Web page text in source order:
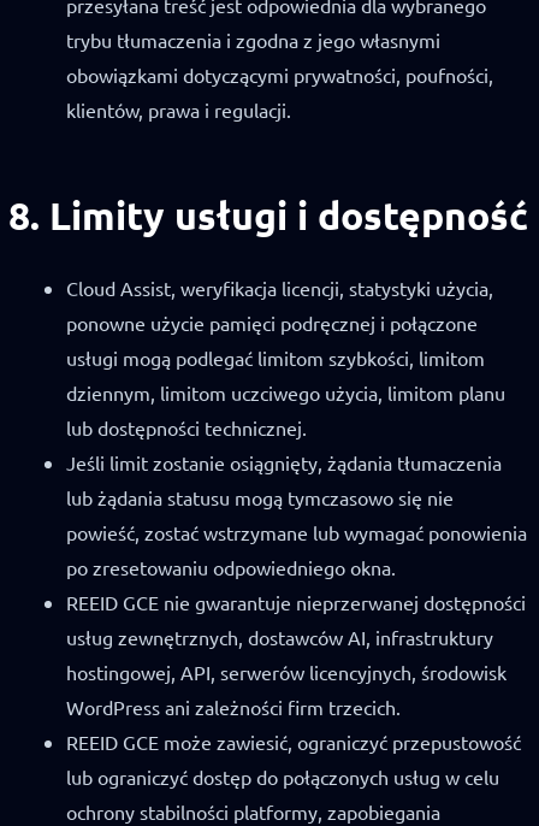
przesyłana treść jest odpowiednia dla wybranego
trybu tłumaczenia i zgodna z jego własnymi
obowiązkami dotyczącymi prywatności, poufności,
klientów, prawa i regulacji.
8. Limity usługi i dostępność
Cloud Assist, weryfikacja licencji, statystyki użycia,
ponowne użycie pamięci podręcznej i połączone
usługi mogą podlegać limitom szybkości, limitom
dziennym, limitom uczciwego użycia, limitom planu
lub dostępności technicznej.
Jeśli limit zostanie osiągnięty, żądania tłumaczenia
lub żądania statusu mogą tymczasowo się nie
powieść, zostać wstrzymane lub wymagać ponowienia
po zresetowaniu odpowiedniego okna.
REEID GCE nie gwarantuje nieprzerwanej dostępności
usług zewnętrznych, dostawców AI, infrastruktury
hostingowej, API, serwerów licencyjnych, środowisk
WordPress ani zależności firm trzecich.
REEID GCE może zawiesić, ograniczyć przepustowość
lub ograniczyć dostęp do połączonych usług w celu
ochrony stabilności platformy, zapobiegania